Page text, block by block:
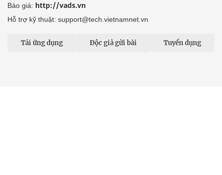
Báo giá: http://vads.vn
Hỗ trợ kỹ thuật: support@tech.vietnamnet.vn
Tải ứng dụng Độc giả gửi bài Tuyển dụng